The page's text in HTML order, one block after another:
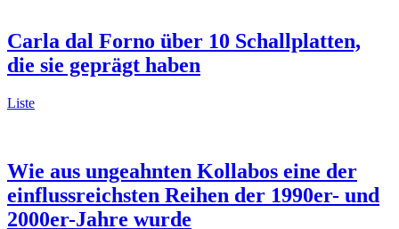
Carla dal Forno über 10 Schallplatten,
die sie geprägt haben
Liste
Wie aus ungeahnten Kollabos eine der
einflussreichsten Reihen der 1990er- und
2000er-Jahre wurde